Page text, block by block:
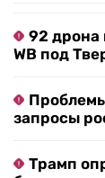
92 дрона
WB под
запросы
Трамп